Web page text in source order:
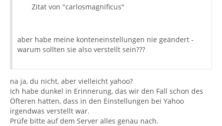
Zitat von "carlosmagnificus"
aber habe meine konteneinstellungen nie geändert -
warum sollten sie also verstellt sein???
na ja, du nicht, aber vielleicht yahoo?
Ich habe dunkel in Erinnerung, das wir den Fall schon des
Öfteren hatten, dass in den Einstellungen bei Yahoo
irgendwas verstellt war.
Prüfe bitte auf dem Server alles genau nach.